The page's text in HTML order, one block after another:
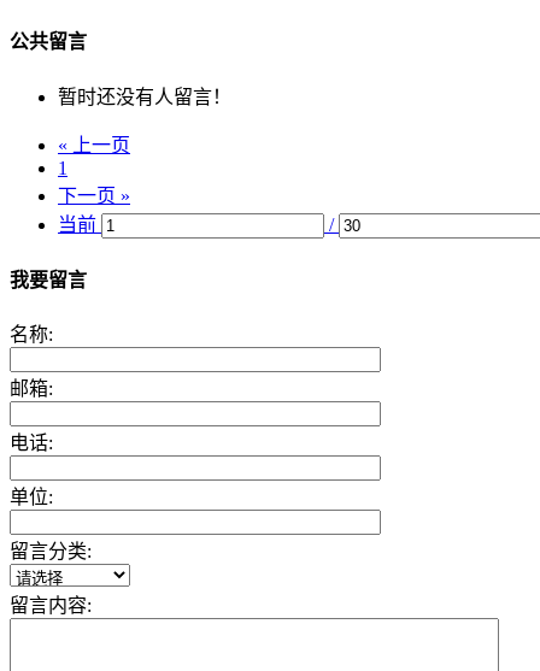
公共留言
暂时还没有人留言！
« 上一页
1
下一页 »
当前
/
我要留言
名称:
邮箱:
电话:
单位:
留言分类:
留言内容: